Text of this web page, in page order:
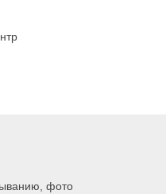
фото